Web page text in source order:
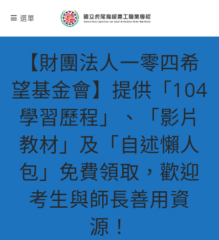
選單
【財團法人一零四希
望基金會】提供「104
學習歷程」、「影片
教材」及「自述懶人
包」免費領取，歡迎
考生與師長善用資
源！